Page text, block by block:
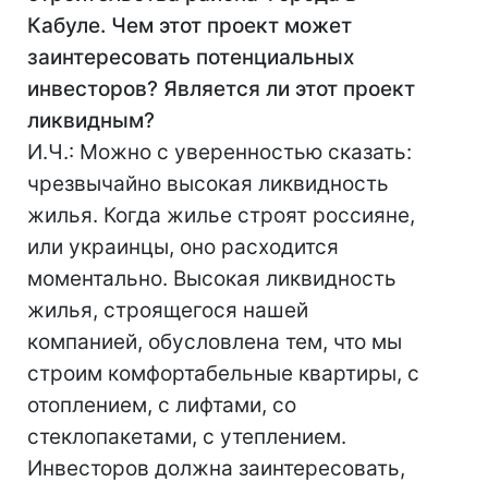
Кабуле. Чем этот проект может
заинтересовать потенциальных
инвесторов? Является ли этот проект
ликвидным?
И.Ч.: Можно с уверенностью сказать:
чрезвычайно высокая ликвидность
жилья. Когда жилье строят россияне,
или украинцы, оно расходится
моментально. Высокая ликвидность
жилья, строящегося нашей
компанией, обусловлена тем, что мы
строим комфортабельные квартиры, с
отоплением, с лифтами, со
стеклопакетами, с утеплением.
Инвесторов должна заинтересовать,